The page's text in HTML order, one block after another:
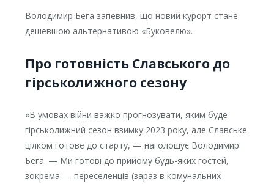
Володимир Бега запевнив, що новий курорт стане
дешевшою альтернативою «Буковелю».
Про готовність Славського до
гірськолижного сезону
«В умовах війни важко прогнозувати, яким буде
гірськолижний сезон взимку 2023 року, але Славське
цілком готове до старту, — наголошує Володимир
Бега. — Ми готові до прийому будь-яких гостей,
зокрема — переселенців (зараз в комунальних